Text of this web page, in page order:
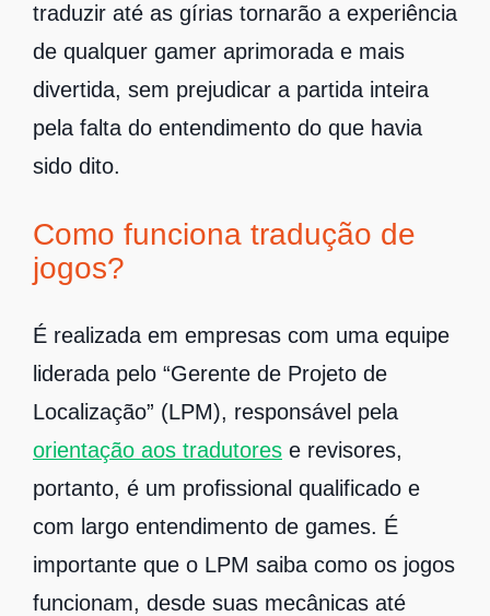
traduzir até as gírias tornarão a experiência
de qualquer gamer aprimorada e mais
divertida, sem prejudicar a partida inteira
pela falta do entendimento do que havia
sido dito.
Como funciona tradução de
jogos?
É realizada em empresas com uma equipe
liderada pelo “Gerente de Projeto de
Localização” (LPM), responsável pela
orientação aos tradutores e revisores,
portanto, é um profissional qualificado e
com largo entendimento de games. É
importante que o LPM saiba como os jogos
funcionam, desde suas mecânicas até